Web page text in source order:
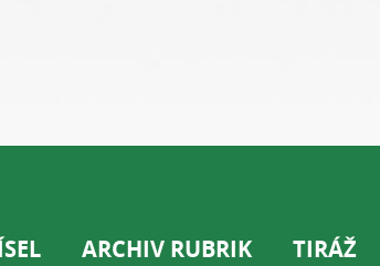
ARCHIV RUBRIK TIRÁŽ